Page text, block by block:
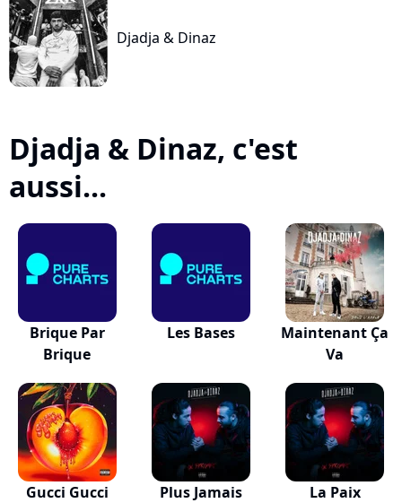
Djadja & Dinaz
Djadja & Dinaz, c'est
aussi...
Brique Par
Brique
Les Bases
Maintenant Ça
Va
Gucci Gucci Plus Jamais La Paix